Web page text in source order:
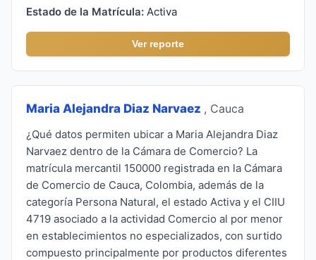
Estado de la Matrícula: Activa
Ver reporte
Maria Alejandra Diaz Narvaez , Cauca
¿Qué datos permiten ubicar a Maria Alejandra Diaz
Narvaez dentro de la Cámara de Comercio? La
matrícula mercantil 150000 registrada en la Cámara
de Comercio de Cauca, Colombia, además de la
categoría Persona Natural, el estado Activa y el CIIU
4719 asociado a la actividad Comercio al por menor
en establecimientos no especializados, con surtido
compuesto principalmente por productos diferentes